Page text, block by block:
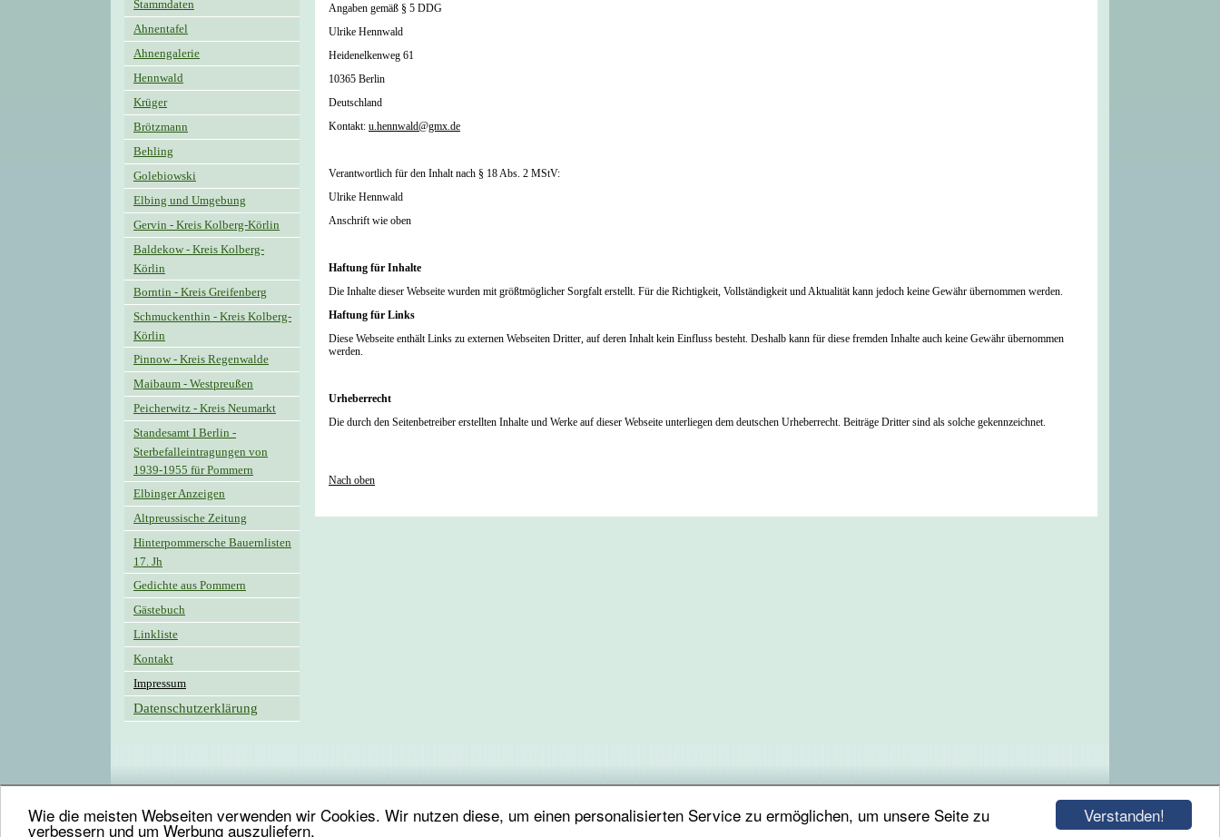
Verstanden!
Wie die meisten Webseiten verwenden wir Cookies. Wir nutzen diese, um einen personalisierten Service zu ermöglichen, um unsere Seite zu
verbessern und um Werbung auszuliefern.
Stammdaten
Ahnentafel
Ahnengalerie
Hennwald
Krüger
Brötzmann
Behling
Golebiowski
Elbing und Umgebung
Gervin - Kreis Kolberg-Körlin
Baldekow - Kreis Kolberg-
Körlin
Borntin - Kreis Greifenberg
Schmuckenthin - Kreis Kolberg-
Körlin
Pinnow - Kreis Regenwalde
Maibaum - Westpreußen
Peicherwitz - Kreis Neumarkt
Standesamt I Berlin -
Sterbefalleintragungen von
1939-1955 für Pommern
Elbinger Anzeigen
Altpreussische Zeitung
Hinterpommersche Bauernlisten
17. Jh
Gedichte aus Pommern
Gästebuch
Linkliste
Kontakt
Impressum
Datenschutzerklärung
Angaben gemäß § 5 DDG
Ulrike Hennwald
Heidenelkenweg 61
10365 Berlin
Deutschland
Kontakt: u.hennwald@gmx.de
Verantwortlich für den Inhalt nach § 18 Abs. 2 MStV:
Ulrike Hennwald
Anschrift wie oben
Haftung für Inhalte
Die Inhalte dieser Webseite wurden mit größtmöglicher Sorgfalt erstellt. Für die Richtigkeit, Vollständigkeit und Aktualität kann jedoch keine Gewähr übernommen werden.
Haftung für Links
Diese Webseite enthält Links zu externen Webseiten Dritter, auf deren Inhalt kein Einfluss besteht. Deshalb kann für diese fremden Inhalte auch keine Gewähr übernommen
werden.
Urheberrecht
Die durch den Seitenbetreiber erstellten Inhalte und Werke auf dieser Webseite unterliegen dem deutschen Urheberrecht. Beiträge Dritter sind als solche gekennzeichnet.
Nach oben